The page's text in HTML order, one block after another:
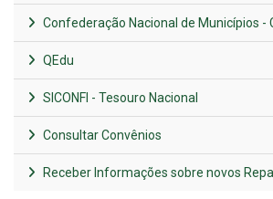
Confederação Nacional de Municípios -
QEdu
SICONFI - Tesouro Nacional
Consultar Convênios
Receber Informações sobre novos